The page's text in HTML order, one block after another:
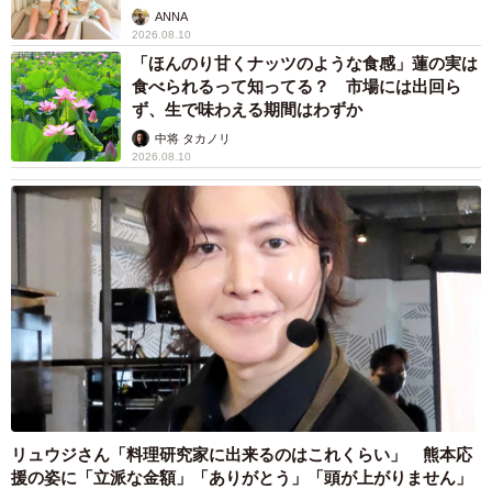
ANNA
2026.08.10
「ほんのり甘くナッツのような食感」蓮の実は
食べられるって知ってる？ 市場には出回ら
ず、生で味わえる期間はわずか
中将 タカノリ
2026.08.10
リュウジさん「料理研究家に出来るのはこれくらい」 熊本応
援の姿に「立派な金額」「ありがとう」「頭が上がりません」